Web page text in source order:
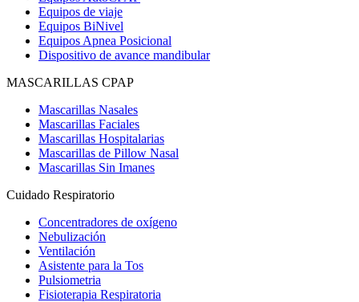
Equipos de viaje
Equipos BiNivel
Equipos Apnea Posicional
Dispositivo de avance mandibular
MASCARILLAS CPAP
Mascarillas Nasales
Mascarillas Faciales
Mascarillas Hospitalarias
Mascarillas de Pillow Nasal
Mascarillas Sin Imanes
Cuidado Respiratorio
Concentradores de oxígeno
Nebulización
Ventilación
Asistente para la Tos
Pulsiometria
Fisioterapia Respiratoria